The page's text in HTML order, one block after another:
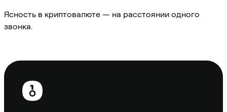
Ясность в криптовалюте — на расстоянии одного
звонка.
Нижний
колонтитул